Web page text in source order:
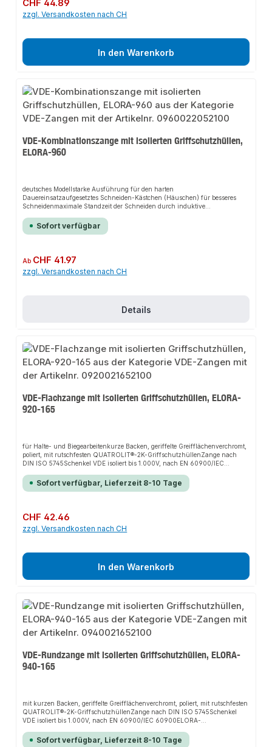
CHF 44.89
zzgl. Versandkosten nach CH
In den Warenkorb
VDE-Kombinationszange mit isolierten Griffschutzhüllen,
ELORA-960
deutsches Modellstarke Ausführung für den harten
Dauereinsatzaufgesetztes Schneiden-Kästchen (Häuschen) für besseres
Schneidenmaximale Standzeit der Schneiden durch induktive
Stahldraht (Zugfestigkeit 1600 N/mm²)geriffelte Greifflächen und
Brennerlochverchromt, poliert, mit rutschfesten QUATROLIT®-2K-
Sofort verfügbar
Regulärer Preis:
Ab CHF 41.97
zzgl. Versandkosten nach CH
Details
VDE-Flachzange mit isolierten Griffschutzhüllen, ELORA-
920-165
für Halte- und Biegearbeitenkurze Backen, geriffelte Greifflächenverchromt,
poliert, mit rutschfesten QUATROLIT®-2K-GriffschutzhüllenZange nach
DIN ISO 5745Schenkel VDE isoliert bis 1.000V, nach EN 60900/IEC
Sofort verfügbar, Lieferzeit 8-10 Tage
Regulärer Preis:
CHF 42.46
zzgl. Versandkosten nach CH
In den Warenkorb
VDE-Rundzange mit isolierten Griffschutzhüllen, ELORA-
940-165
mit kurzen Backen, geriffelte Greifflächenverchromt, poliert, mit rutschfesten
QUATROLIT®-2K-GriffschutzhüllenZange nach DIN ISO 5745Schenkel
VDE isoliert bis 1.000V, nach EN 60900/IEC 60900ELORA-
Sofort verfügbar, Lieferzeit 8-10 Tage